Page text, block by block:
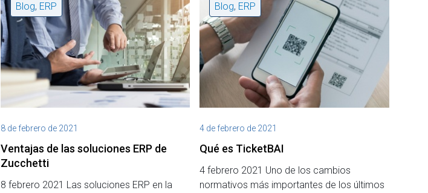
Blog, ERP
8 de febrero de 2021
Ventajas de las soluciones ERP de
Zucchetti
8 febrero 2021 Las soluciones ERP en la
Blog, ERP
4 de febrero de 2021
Qué es TicketBAI
4 febrero 2021 Uno de los cambios
normativos más importantes de los últimos